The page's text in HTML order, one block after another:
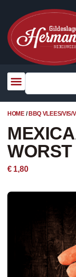
HOME/ BBQ VLEES/VIS/
WORST
€1,80